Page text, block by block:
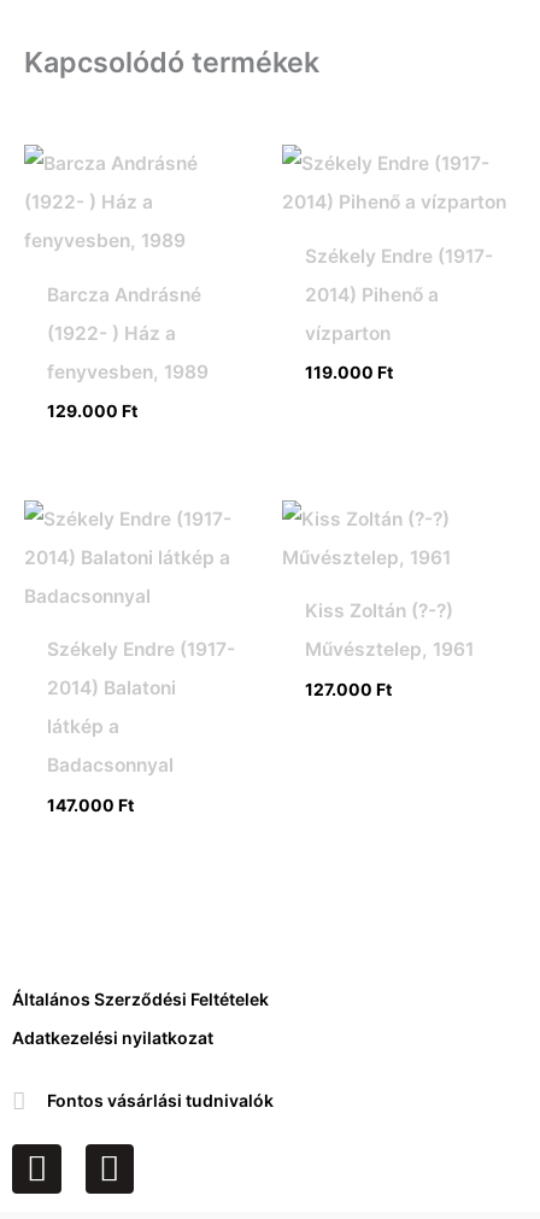
Kapcsolódó termékek
Barcza Andrásné
(1922- ) Ház a
fenyvesben, 1989
129.000 Ft
Székely Endre (1917-
2014) Pihenő a
vízparton
119.000 Ft
Székely Endre (1917-
2014) Balatoni
látkép a
Badacsonnyal
147.000 Ft
Kiss Zoltán (?-?)
Művésztelep, 1961
127.000 Ft
Általános Szerződési Feltételek
Adatkezelési nyilatkozat
Fontos vásárlási tudnivalók
F
a
I
n